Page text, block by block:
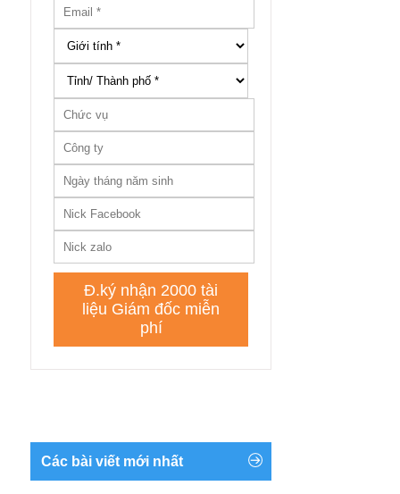
Các bài viết mới nhất